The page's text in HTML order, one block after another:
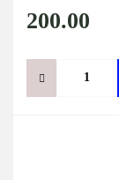
200.00